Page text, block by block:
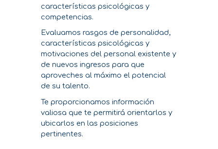
características psicológicas y
competencias.
Evaluamos rasgos de personalidad,
características psicológicas y
motivaciones del personal existente y
de nuevos ingresos para que
aproveches al máximo el potencial
de su talento.
Te proporcionamos información
valiosa que te permitirá orientarlos y
ubicarlos en las posiciones
pertinentes.